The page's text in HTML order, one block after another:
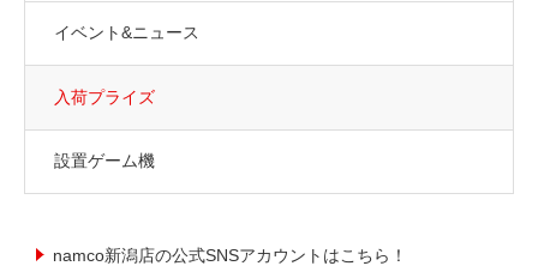
イベント&ニュース
入荷プライズ
設置ゲーム機
namco新潟店の公式SNSアカウントはこちら！